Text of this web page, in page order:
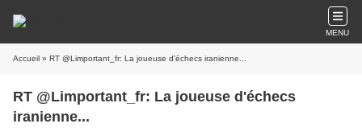
MENU
Accueil » RT @Limportant_fr: La joueuse d'échecs iranienne...
RT @Limportant_fr: La joueuse d'échecs
iranienne...